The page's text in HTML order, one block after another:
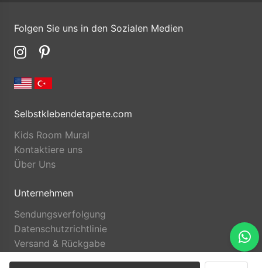
Folgen Sie uns in den Sozialen Medien
Selbstklebendetapete.com
Kids Room Mural
Kontaktiere uns
Über Uns
Unternehmen
Sendungsverfolgung
Datenschutzrichtlinie
Versand & Rückgabe